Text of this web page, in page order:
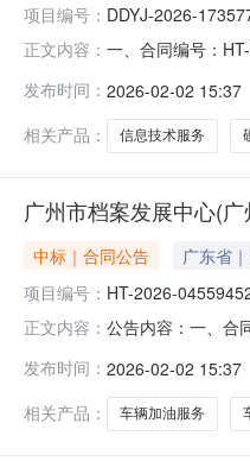
项目编号： DDYJ-2026-
正文内容： 一、合同编号：
_广州市_番禺区大
发布时间： 2026-02-02 15:37
相关产品：
信息技术服务
广州市档案发展中心(
中标｜合同公告 广东省
项目编号： HT-2026-
正文内容： 公告内容：一、合
广州市_番禺区大
发布时间： 2026-02-02 15:37
相关产品：
车辆加油服务